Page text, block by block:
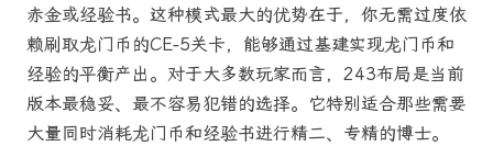
赤金或经验书。这种模式最大的优势在于，你无需过度依
赖刷取龙门币的CE-5关卡，能够通过基建实现龙门币和
经验的平衡产出。对于大多数玩家而言，243布局是当前
版本最稳妥、最不容易犯错的选择。它特别适合那些需要
大量同时消耗龙门币和经验书进行精二、专精的博士。